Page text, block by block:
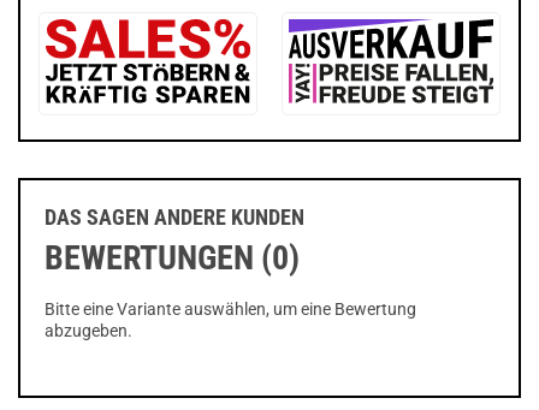
DAS SAGEN ANDERE KUNDEN
BEWERTUNGEN (0)
Bitte eine Variante auswählen, um eine Bewertung
abzugeben.